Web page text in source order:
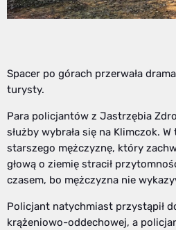
Spacer po górach przerwała
turysty.
Para policjantów z Jastrzębia
służby wybrała się na Klimczok.
starszego mężczyznę, który
głową o ziemię stracił
czasem, bo mężczyzna nie
Policjant natychmiast przystąpił
krążeniowo-oddechowej, a